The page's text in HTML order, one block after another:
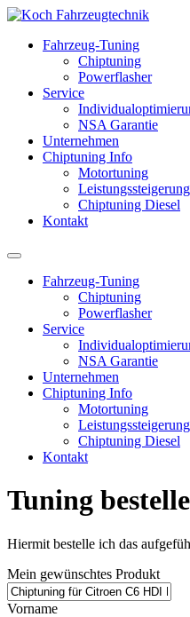
Fahrzeug-Tuning
Chiptuning
Powerflasher
Service
NSA Garantie
Unternehmen
Chiptuning Info
Motortuning
Chiptuning Diesel
Kontakt
Fahrzeug-Tuning
Chiptuning
Powerflasher
Service
NSA Garantie
Unternehmen
Chiptuning Info
Motortuning
Chiptuning Diesel
Kontakt
Tuning
Hiermit bestelle ich das
Mein gewünschtes Produkt
Vorname